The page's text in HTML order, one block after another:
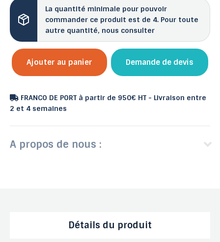
La quantité minimale pour pouvoir
commander ce produit est de 4. Pour toute
autre quantité, nous consulter
Ajouter au panier Demande de devis
FRANCO DE PORT à partir de 950€ HT - Livraison entre
2 et 4 semaines
A propos de nous :
Détails du produit